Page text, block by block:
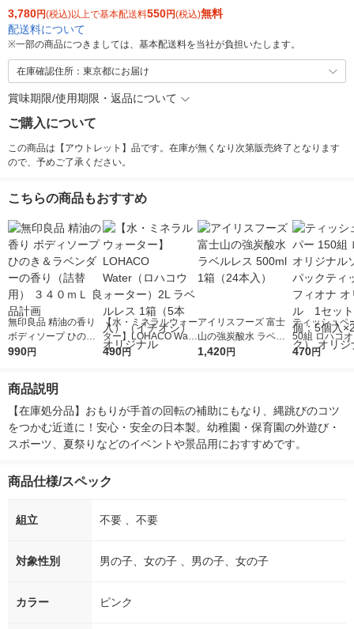
3,780円(税込)以上で基本配送料550円(税込)無料
配送料について
※一部の商品につきましては、基本配送料を当社が負担いたします。
在庫確認住所：東京都にお届け
賞味期限/使用期限・返品について
ご購入について
この商品は【アウトレット】品です。在庫が無くなり次第販売終了となります
ので、予めご了承ください。
こちらの商品もおすすめ
無印良品 精油の香り
ボディソープ ひのき
＆ラベンダーの香り
990円
【水・ミネラルウォー
ター】LOHACO Wate
r（ロハコウォータ
490円
アイリスフーズ 富士
山の強炭酸水 ラベル
レス 500ml 1箱（24
1,420円
ティッシュペ
50組 ロハコ
ルソフトパッ
オリジナル
470円
商品説明
【在庫処分品】おもりが手首の回転の補助にもなり、縄跳びのコツ
をつかむ近道に！安心・安全の日本製。幼稚園・保育園の外遊び・
スポーツ、夏祭りなどのイベントや景品用におすすめです。
商品仕様/スペック
組立 不要 、不要
対象性別 男の子、女の子 、男の子、女の子
カラー ピンク